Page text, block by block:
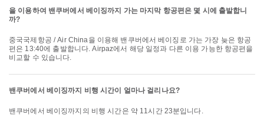
을 이용하여 밴쿠버에서 베이징까지 가는 마지막 항공편은 몇 시에 출발합니
까?
중국국제항공 / Air China을 이용해 밴쿠버에서 베이징로 가는 가장 늦은 항공
편은 13:40에 출발합니다. Airpaz에서 해당 일정과 다른 이용 가능한 항공편을
비교할 수 있습니다.
밴쿠버에서 베이징까지 비행 시간이 얼마나 걸리나요?
밴쿠버에서 베이징까지의 비행 시간은 약 11시간 23분입니다.